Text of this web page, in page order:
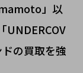
」以
UNDERCOV
の買取を強